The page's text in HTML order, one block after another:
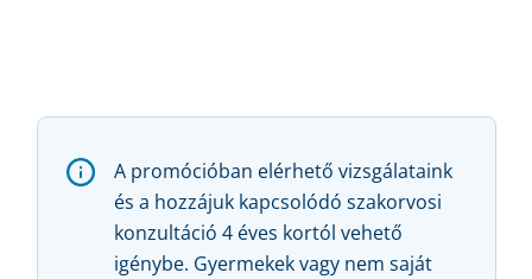
A promócióban elérhető vizsgálataink
és a hozzájuk kapcsolódó szakorvosi
konzultáció 4 éves kortól vehető
igénybe. Gyermekek vagy nem saját